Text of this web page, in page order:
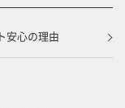
安心の理由